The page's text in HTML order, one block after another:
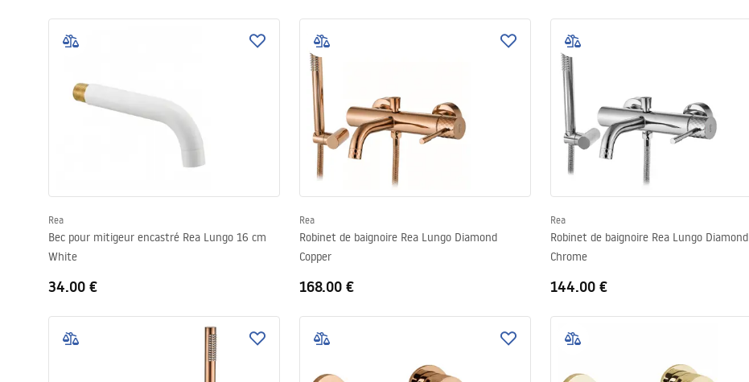
Rea
Bec pour mitigeur encastré Rea Lungo 16 cm
White
34.00 €
Rea
Robinet de baignoire Rea Lungo Diamond
Copper
168.00 €
Rea
Robinet de baignoire Rea Lungo Diamond
Chrome
144.00 €